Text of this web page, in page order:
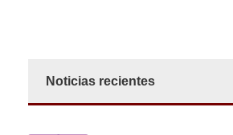
Noticias recientes